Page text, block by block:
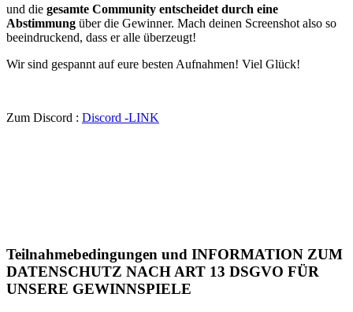
und die gesamte Community entscheidet durch eine
Abstimmung über die Gewinner. Mach deinen Screenshot also so
beeindruckend, dass er alle überzeugt!
Wir sind gespannt auf eure besten Aufnahmen! Viel Glück!
Zum Discord : Discord -LINK
Teilnahmebedingungen und INFORMATION ZUM
DATENSCHUTZ NACH ART 13 DSGVO FÜR
UNSERE GEWINNSPIELE